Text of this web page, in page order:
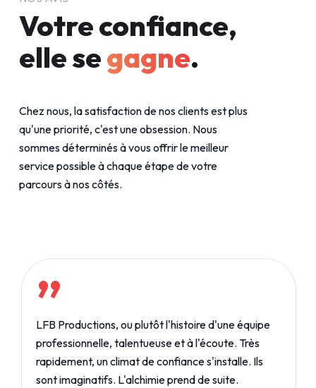
Votre confiance,
elle segagne.
Chez nous, la satisfaction de nos clients est plus
qu'une priorité, c'est une obsession. Nous
sommes déterminés à vous offrir le meilleur
service possible à chaque étape de votre
parcours à nos côtés.
”
LFB Productions, ou plutôt l'histoire d'une équipe
professionnelle, talentueuse et à l'écoute. Très
rapidement, un climat de confiance s'installe. Ils
sont imaginatifs. L'alchimie prend de suite.